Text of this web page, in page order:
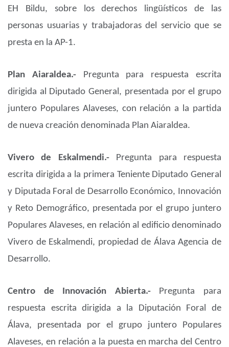
EH Bildu, sobre los derechos lingüísticos de las
personas usuarias y trabajadoras del servicio que se
presta en la AP-1.
Plan Aiaraldea.- Pregunta para respuesta escrita
dirigida al Diputado General, presentada por el grupo
juntero Populares Alaveses, con relación a la partida
de nueva creación denominada Plan Aiaraldea.
Vivero de Eskalmendi.- Pregunta para respuesta
escrita dirigida a la primera Teniente Diputado General
y Diputada Foral de Desarrollo Económico, Innovación
y Reto Demográfico, presentada por el grupo juntero
Populares Alaveses, en relación al edificio denominado
Vivero de Eskalmendi, propiedad de Álava Agencia de
Desarrollo.
Centro de Innovación Abierta.- Pregunta para
respuesta escrita dirigida a la Diputación Foral de
Álava, presentada por el grupo juntero Populares
Alaveses, en relación a la puesta en marcha del Centro